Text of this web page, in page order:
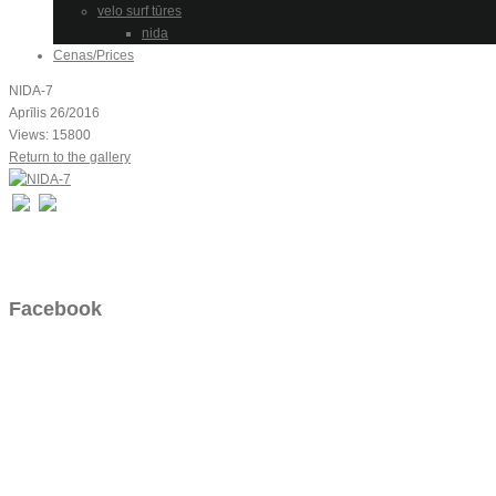
velo surf tūres
nida
Cenas/Prices
NIDA-7
Aprīlis 26/2016
Views: 15800
Return to the gallery
Facebook